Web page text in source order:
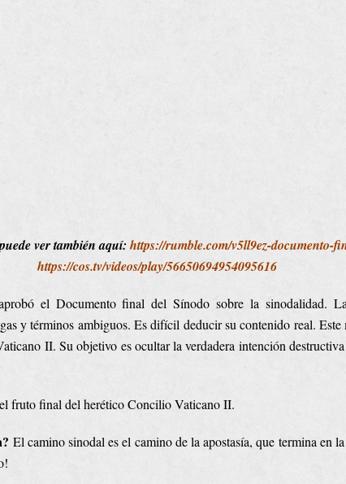
ver también aquí:https://rumble.com/v5ll9ez-documento-
https://cos.tv/videos/play/56650694954095616
el Documento final del Sínodo sobre la sinodalidad.
y términos ambiguos. Es difícil deducir su contenido real.
II. Su objetivo es ocultar la verdadera intención
fruto final del herético Concilio Vaticano II.
El camino sinodal es el camino de la apostasía, que termina en